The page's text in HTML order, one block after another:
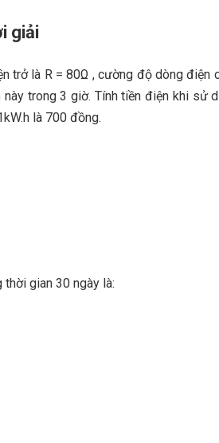
giải
trở là R = 80Ω , cường độ dòng điện
trong 3 giờ. Tính tiền điện khi sử
là 700 đồng.
gian 30 ngày là: